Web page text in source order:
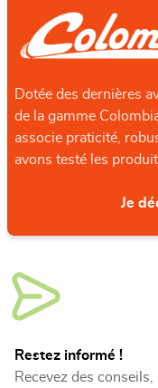
Dotée des dernières
de la gamme
associe praticité,
avons testé les
Je
Restez informé !
Recevez des